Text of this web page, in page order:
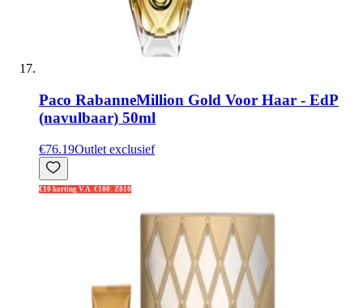
Paco RabanneMillion Gold Voor Haar - EdP
(navulbaar) 50ml
€76.19Outlet exclusief
€10 korting V.A. €100: Z010